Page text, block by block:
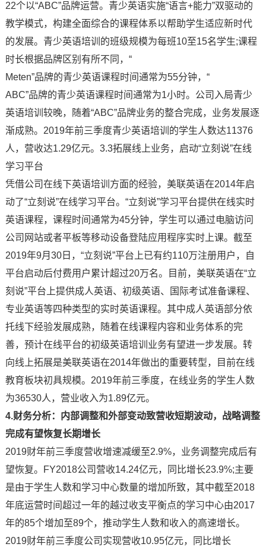
22个以“ABC”品牌运营。青少英语实施“语言+能力”双驱动的
教学模式，构建全面综合的课程体系以帮助学生适应新时代
的发展。青少英语培训的班级规模为每班10至15名学生;课程
时长根据品牌区别有所不同，“
Meten”品牌的青少英语课程时间通常为55分钟，“
ABC”品牌的青少英语课程时间通常为1小时。公司入局青少
英语培训较晚，随着“ABC”品牌业务的整合完成，业务发展逐
渐成熟。2019年前三季度青少英语培训的学生人数达11376
人，营收达1.29亿元。3.3拓展线上业务，启动“立刻说”在线
学习平台
凭借公司在线下英语培训方面的经验，美联英语在2014年启
动了“立刻说”在线学习平台。“立刻说”学习平台提供在线实时
英语课程，课程时间通常为45分钟，学生可以通过电脑访问
公司网站或者平板等移动设备登陆应用程序实时上课。截至
2019年9月30日，“立刻说”平台上已有约110万注册用户，自
平台启动后付费用户累计超过20万名。目前，美联英语在“立
刻说”平台上提供成人英语、初级英语、国际考试准备课程、
专业英语等四种类型的实时英语课程。其中成人英语部分依
托线下经验发展成熟，随着在线课程内容和业务体系的完
善，预计在线平台的初级英语培训业务有望进一步发展。转
向线上拓展是美联英语在2014年做出的重要转型，目前在线
教育板块初具规模。2019年前三季度，在线业务的学生人数
为36530人，营业收入为1.89亿元。
4.财务分析：内部调整和外部变动致营收短期波动，战略调整
完成有望恢复长期增长
2019财年前三季度营收增速减缓至2.9%，业务调整完成后有
望恢复。FY2018公司营收14.24亿元，同比增长23.9%;主要
是由于学生人数和学习中心数量的增加所致，其中截至2018
年底运营时间超过一年的越过收支平衡点的学习中心由2017
年的85个增加至89个，推动学生人数和收入的高速增长。
2019财年前三季度公司实现营收10.95亿元，同比增长